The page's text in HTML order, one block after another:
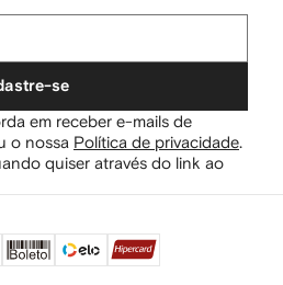
se
em receber e-mails de
o nossa Política de privacidade
quiser através do link ao